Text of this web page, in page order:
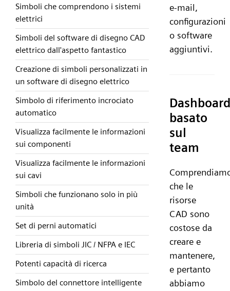
Simboli che comprendono i sistemi
elettrici
Simboli del software di disegno CAD
elettrico dall'aspetto fantastico
Creazione di simboli personalizzati in
un software di disegno elettrico
Simbolo di riferimento incrociato
automatico
Visualizza facilmente le informazioni
sui componenti
Visualizza facilmente le informazioni
sui cavi
Simboli che funzionano solo in più
unità
Set di perni automatici
Libreria di simboli JIC / NFPA e IEC
Potenti capacità di ricerca
Simbolo del connettore intelligente
e-mail,
configurazioni
o software
aggiuntivi.
Dashboard
basato
sul
team
che le
risorse
CAD sono
costose da
creare e
mantenere,
e pertanto
abbiamo